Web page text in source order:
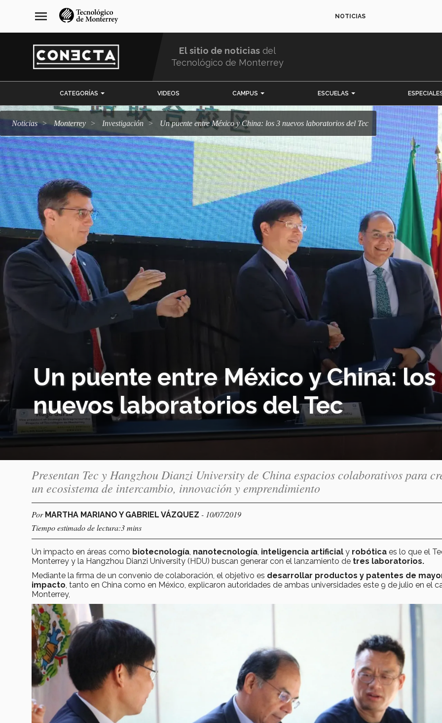
navegación
principal
menu NOTICIAS
El sitio de noticias del
Tecnológico de Monterrey
CATEGORÍAS VIDEOS CAMPUS ESCUELAS
Noticias Monterrey Investigación Un puente entre México y China: los 3 nuevos laboratorios del Tec
Un puente entre México y China: los
nuevos laboratorios del Tec
Presentan Tec y Hangzhou Dianzi University de China espacios colaborativos para
un ecosistema de intercambio, innovación y emprendimiento
Por MARTHA MARIANO Y GABRIEL VÁZQUEZ - 10/07/2019
Tiempo estimado de lectura:3 mins
Un impacto en áreas como biotecnología nanotecnología inteligencia artificial y robótica es lo que el
Monterrey y la Hangzhou Dianzi University (HDU) buscan generar con el lanzamiento de tres laboratorios.
Mediante la firma de un convenio de colaboración, el objetivo es desarrollar productos y patentes de
impacto , tanto en China como en México, explicaron autoridades de ambas universidades este 9 de julio en el
Monterrey,